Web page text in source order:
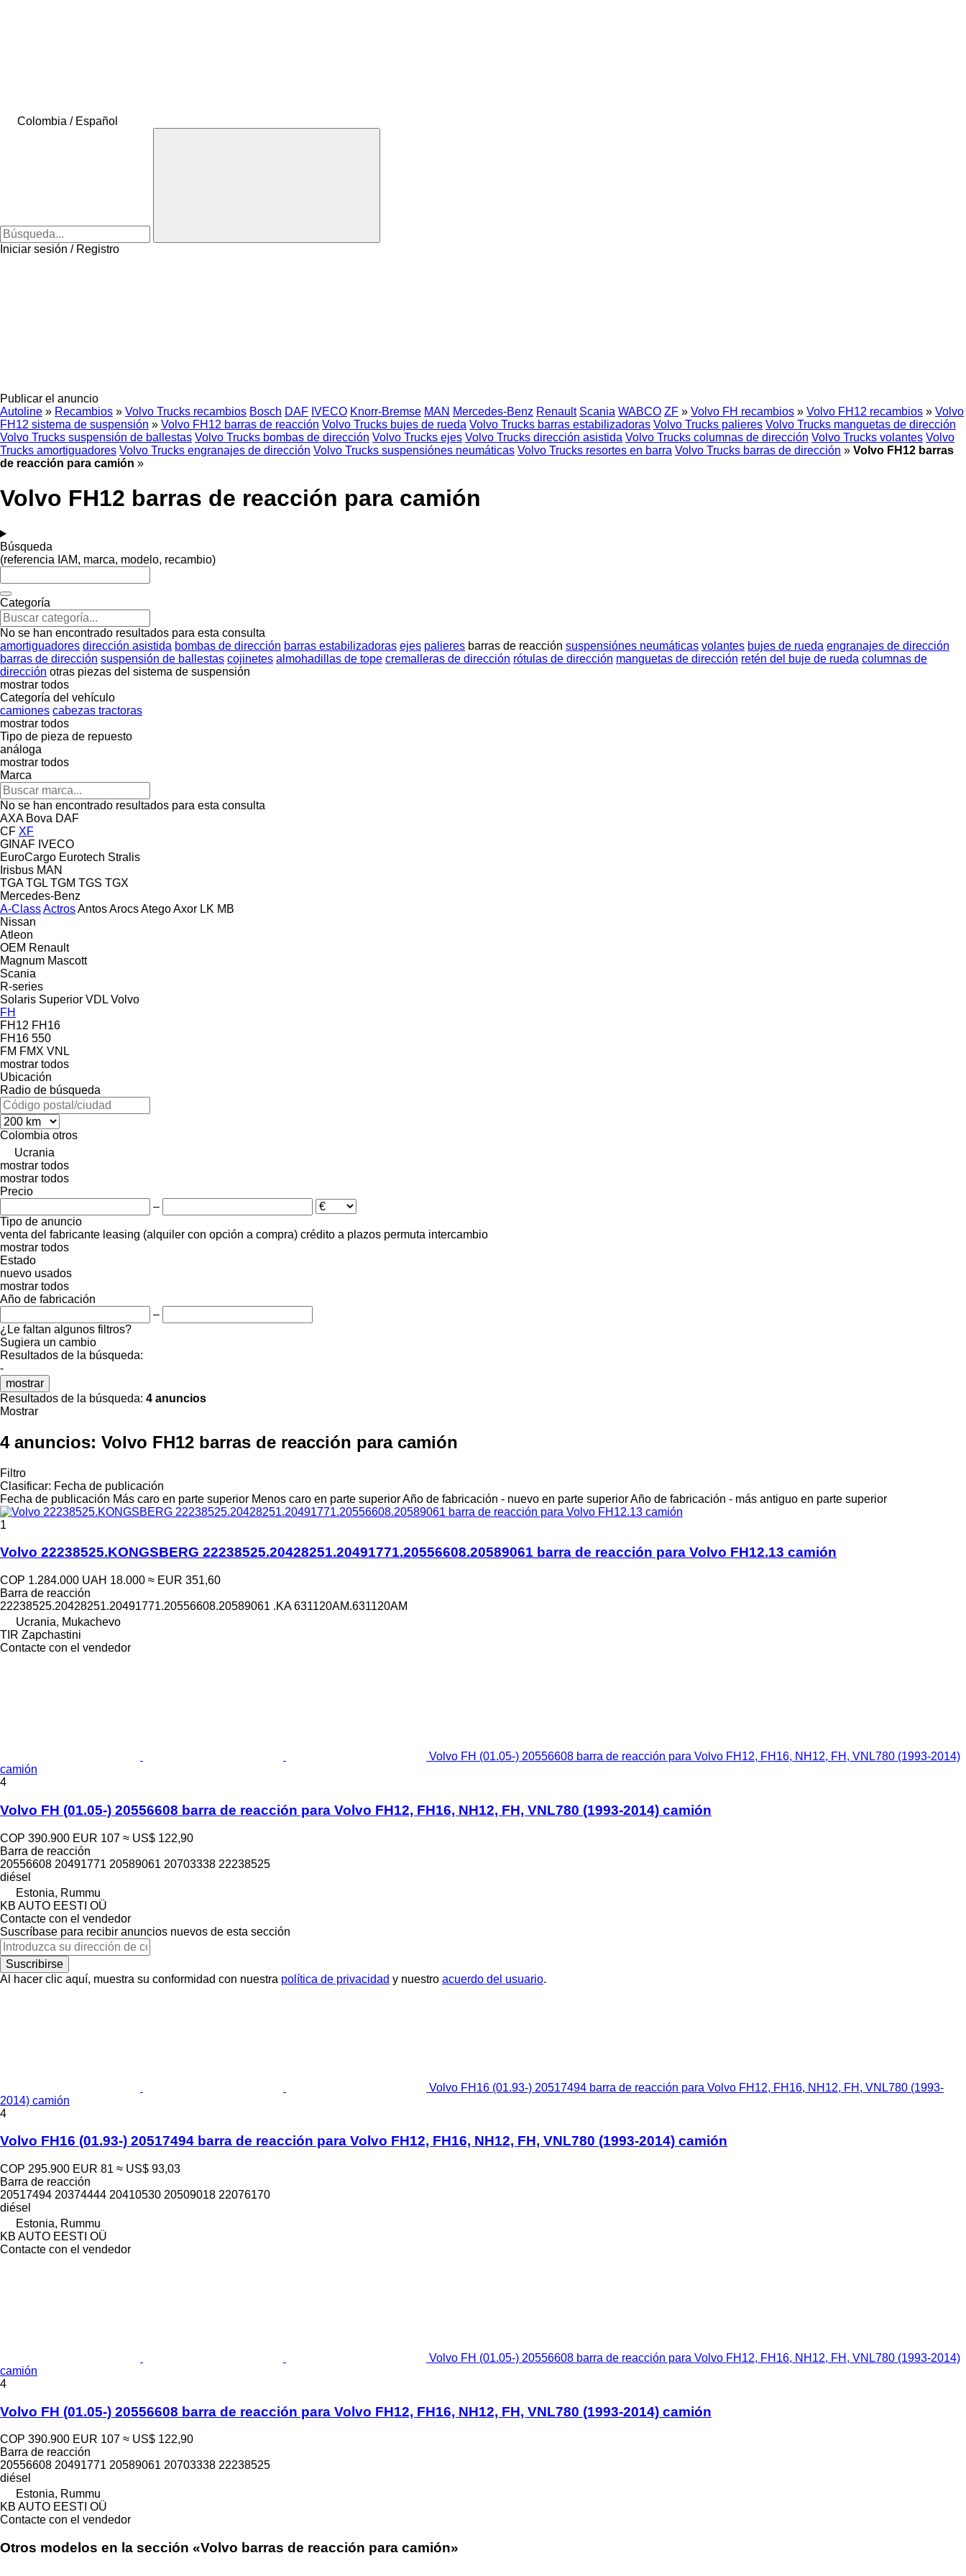
Colombia / Español
Iniciar sesión / Registro
Publicar el anuncio
Autoline » Recambios » Volvo Trucks recambios Bosch DAF IVECO Knorr-Bremse MAN Mercedes-Benz Renault Scania WABCO ZF » Volvo FH recambios » Volvo FH12 recambios » Volvo
FH12 sistema de suspensión » Volvo FH12 barras de reacción Volvo Trucks bujes de rueda Volvo Trucks barras estabilizadoras Volvo Trucks palieres Volvo Trucks manguetas de dirección
Volvo Trucks suspensión de ballestas Volvo Trucks bombas de dirección Volvo Trucks ejes Volvo Trucks dirección asistida Volvo Trucks columnas de dirección Volvo Trucks volantes Volvo
Trucks amortiguadores Volvo Trucks engranajes de dirección Volvo Trucks suspensiónes neumáticas Volvo Trucks resortes en barra Volvo Trucks barras de dirección » Volvo FH12 barras
de reacción para camión »
Volvo FH12 barras de reacción para camión
Búsqueda
(referencia IAM, marca, modelo, recambio)
Categoría
No se han encontrado resultados para esta consulta
amortiguadores dirección asistida bombas de dirección barras estabilizadoras ejes palieres barras de reacción suspensiónes neumáticas volantes bujes de rueda engranajes de dirección
barras de dirección suspensión de ballestas cojinetes almohadillas de tope cremalleras de dirección rótulas de dirección manguetas de dirección retén del buje de rueda columnas de
dirección otras piezas del sistema de suspensión
mostrar todos
Categoría del vehículo
camiones cabezas tractoras
mostrar todos
Tipo de pieza de repuesto
análoga
mostrar todos
Marca
No se han encontrado resultados para esta consulta
AXA Bova DAF
CF XF
GINAF IVECO
EuroCargo Eurotech Stralis
Irisbus MAN
TGA TGL TGM TGS TGX
Mercedes-Benz
A-ClassActrosAntosArocsAtegoAxor LK MB
Nissan
Atleon
OEM Renault
Magnum Mascott
Scania
R-series
Solaris Superior VDL Volvo
FH
FH12 FH16
FH16 550
FM FMX VNL
mostrar todos
Ubicación
Radio de búsqueda
Colombia otros
Ucrania
mostrar todos
mostrar todos
Precio
–
Tipo de anuncio
venta del fabricante leasing (alquiler con opción a compra) crédito a plazos permuta intercambio
mostrar todos
Estado
nuevo usados
mostrar todos
Año de fabricación
–
¿Le faltan algunos filtros?
Sugiera un cambio
Resultados de la búsqueda:
-
mostrar
Resultados de la búsqueda: 4 anuncios
Mostrar
4 anuncios: Volvo FH12 barras de reacción para camión
Filtro
Clasificar: Fecha de publicación
Fecha de publicación Más caro en parte superior Menos caro en parte superiorAño de fabricación - nuevo en parte superiorAño de fabricación - más antiguo en parte superior
1
Volvo 22238525.KONGSBERG 22238525.20428251.20491771.20556608.20589061 barra de reacción para Volvo FH12.13 camión
COP 1.284.000 UAH 18.000 ≈ EUR 351,60
Barra de reacción
22238525.20428251.20491771.20556608.20589061 .KA 631120AM.631120AM
Ucrania, Mukachevo
TIR Zapchastini
Contacte con el vendedor
Volvo FH (01.05-) 20556608 barra de reacción para Volvo FH12, FH16, NH12, FH, VNL780 (1993-2014)
camión
4
Volvo FH (01.05-) 20556608 barra de reacción para Volvo FH12, FH16, NH12, FH, VNL780 (1993-2014) camión
COP 390.900 EUR 107 ≈ US$ 122,90
Barra de reacción
20556608 20491771 20589061 20703338 22238525
diésel
Estonia, Rummu
KB AUTO EESTI OÜ
Contacte con el vendedor
Suscríbase para recibir anuncios nuevos de esta sección
Suscribirse
Al hacer clic aquí, muestra su conformidad con nuestra política de privacidad y nuestro acuerdo del usuario.
Volvo FH16 (01.93-) 20517494 barra de reacción para Volvo FH12, FH16, NH12, FH, VNL780 (1993-
2014) camión
4
Volvo FH16 (01.93-) 20517494 barra de reacción para Volvo FH12, FH16, NH12, FH, VNL780 (1993-2014) camión
COP 295.900 EUR 81 ≈ US$ 93,03
Barra de reacción
20517494 20374444 20410530 20509018 22076170
diésel
Estonia, Rummu
KB AUTO EESTI OÜ
Contacte con el vendedor
Volvo FH (01.05-) 20556608 barra de reacción para Volvo FH12, FH16, NH12, FH, VNL780 (1993-2014)
camión
4
Volvo FH (01.05-) 20556608 barra de reacción para Volvo FH12, FH16, NH12, FH, VNL780 (1993-2014) camión
COP 390.900 EUR 107 ≈ US$ 122,90
Barra de reacción
20556608 20491771 20589061 20703338 22238525
diésel
Estonia, Rummu
KB AUTO EESTI OÜ
Contacte con el vendedor
Otros modelos en la sección «Volvo barras de reacción para camión»